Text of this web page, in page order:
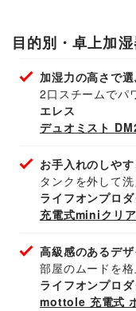
目的別・卓上加
加湿力の高さで
2口スチームでパ
エレス
デュオミスト
お手入れのしや
タンクを外して洗
ライフオンプロ
充電式miniクリ
高級感のあるデ
部屋のムードを
ライフオンプロ
mottole 充電式